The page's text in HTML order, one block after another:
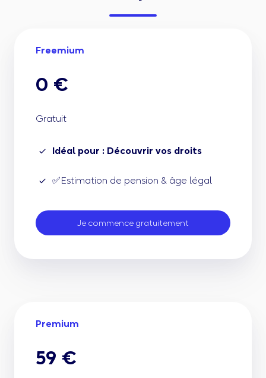
Freemium
0 €
Gratuit
Idéal pour : Découvrir vos droits
✅Estimation de pension & âge légal
Je commence gratuitement
Premium
59 €